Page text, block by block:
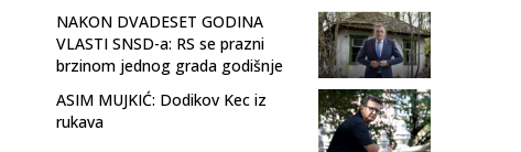
NAKON DVADESET GODINA
VLASTI SNSD-a: RS se prazni
brzinom jednog grada godišnje
ASIM MUJKIĆ: Dodikov Kec iz
rukava